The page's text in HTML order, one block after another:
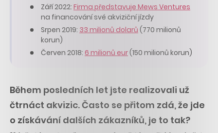
Září 2022: Firma představuje Mews Ventures
na financování své akviziční jízdy
Srpen 2019: 33 milionů dolarů (770 milionů
korun)
Červen 2018: 6 milionů eur(150 milionů korun)
Během posledních let jste realizovali už
čtrnáct akvizic. Často se přitom zdá, že jde
o získávání dalších zákazníků, je to tak?